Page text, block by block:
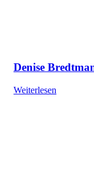
Denise
Weiterlesen